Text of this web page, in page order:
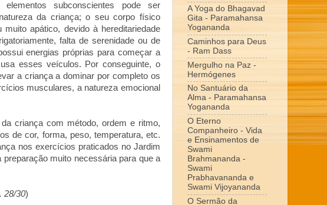
subconscientes pode ser
da criança; o seu corpo físico
apático, devido à hereditariedade
falta de serenidade ou de
energias próprias para começar a
esses veículos. Por conseguinte, o
a criança a dominar por completo os
musculares, a natureza emocional
criança com método, ordem e ritmo,
de cor, forma, peso, temperatura, etc.
nos exercícios praticados no Jardim
muito necessária para que a
28/30)
A Yoga do Bhagavad
Gita - Paramahansa
Yogananda
Caminhos para Deus
- Ram Dass
Mergulho na Paz -
Hermógenes
No Santuário da
Alma - Paramahansa
Yogananda
O Eterno
Companheiro - Vida
e Ensinamentos de
Swami
Brahmananda -
Swami
Prabhavananda e
Swami Vijoyananda
O Sermão da